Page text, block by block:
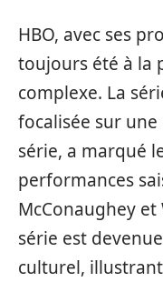
HBO, avec ses
toujours été à la
complexe. La
focalisée sur
série, a marqué
performances
McConaughey
série est
culturel,